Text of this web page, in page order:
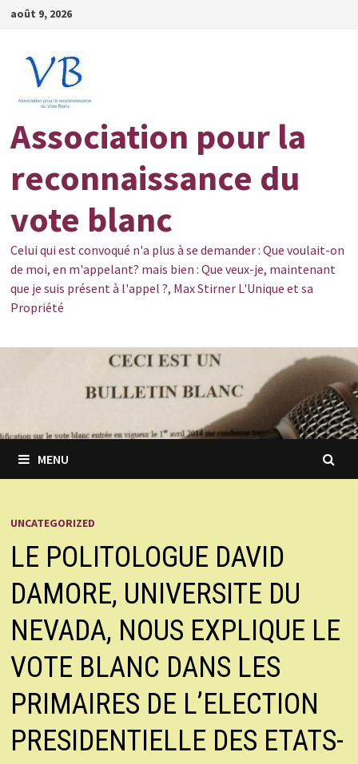
Passer
contenu
août 9, 2026
Association pour la
reconnaissance du
vote blanc
Celui qui est convoqué n'a plus à se demander : Que voulait-on
de moi, en m'appelant? mais bien : Que veux-je, maintenant
que je suis présent à l'appel ?, Max Stirner L'Unique et sa
Propriété
MENU
UNCATEGORIZED
LE POLITOLOGUE DAVID
DAMORE, UNIVERSITE DU
NEVADA, NOUS EXPLIQUE LE
VOTE BLANC DANS LES
PRIMAIRES DE L’ELECTION
PRESIDENTIELLE DES ETATS-